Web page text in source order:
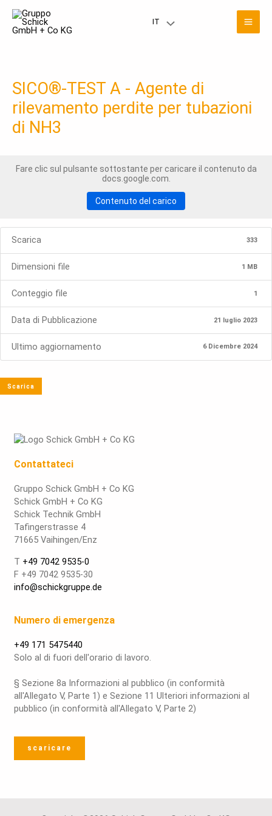
contenuto
IT Menu
SICO®-TEST A - Agente di
rilevamento perdite per tubazioni
di NH3
Fare clic sul pulsante sottostante per caricare il contenuto da
docs.google.com.
Contenuto del carico
Scarica 333
Dimensioni file 1 MB
Conteggio file 1
Data di Pubblicazione 21 luglio 2023
Ultimo aggiornamento 6 Dicembre 2024
Scarica
Contattateci
Gruppo Schick GmbH + Co KG
Schick GmbH + Co KG
Schick Technik GmbH
Tafingerstrasse 4
71665 Vaihingen/Enz
T +49 7042 9535-0
F +49 7042 9535-30
info@schickgruppe.de
Numero di emergenza
+49 171 5475440
Solo al di fuori dell'orario di lavoro.
§ Sezione 8a Informazioni al pubblico (in conformità
all'Allegato V, Parte 1) e Sezione 11 Ulteriori informazioni al
pubblico (in conformità all'Allegato V, Parte 2)
scaricare